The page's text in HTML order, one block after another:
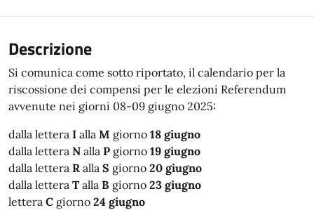
Descrizione
Si comunica come sotto riportato, il calendario per la
riscossione dei compensi per le elezioni Referendum
avvenute nei giorni 08-09 giugno 2025:
dalla lettera I alla M giorno 18 giugno
dalla lettera N alla P giorno 19 giugno
dalla lettera R alla S giorno 20 giugno
dalla lettera T alla B giorno 23 giugno
lettera C giorno 24 giugno